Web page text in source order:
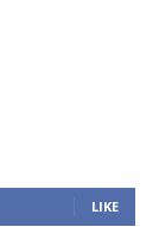
LIKE